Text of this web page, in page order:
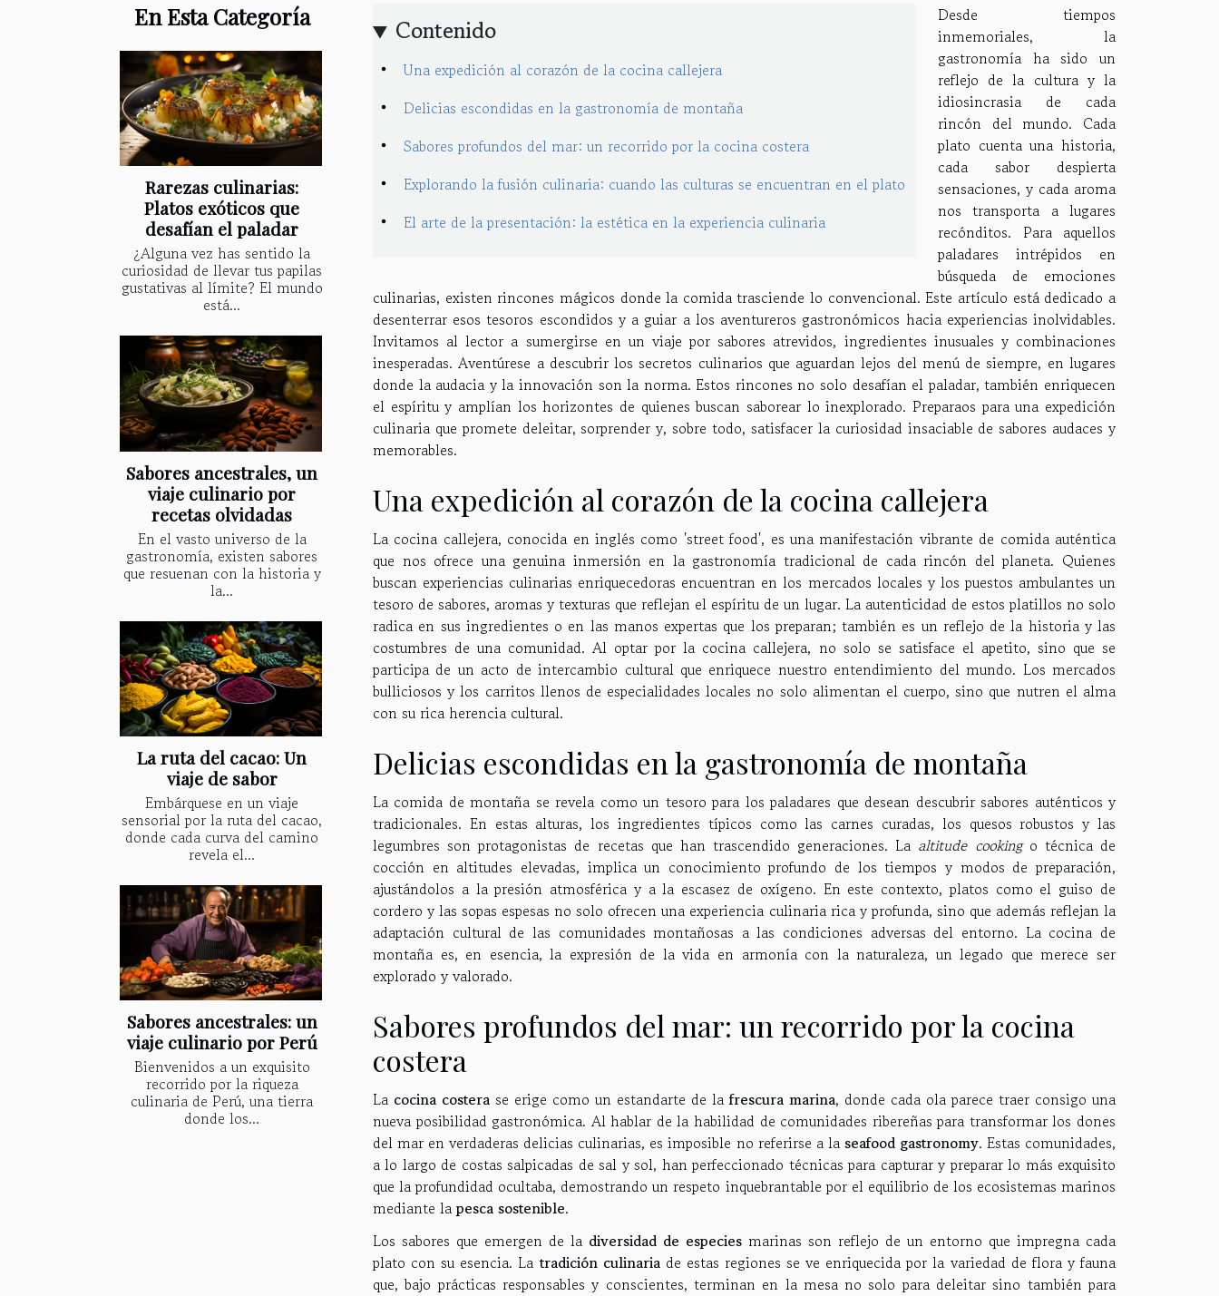
En Esta Categoría
Rarezas culinarias:
Platos exóticos que
desafían el paladar
¿Alguna vez has sentido la
curiosidad de llevar tus papilas
gustativas al límite? El mundo
está...
Sabores ancestrales, un
viaje culinario por
recetas olvidadas
En el vasto universo de la
gastronomía, existen sabores
que resuenan con la historia y
la...
La ruta del cacao: Un
viaje de sabor
Embárquese en un viaje
sensorial por la ruta del cacao,
donde cada curva del camino
revela el...
Sabores ancestrales: un
viaje culinario por Perú
Bienvenidos a un exquisito
recorrido por la riqueza
culinaria de Perú, una tierra
donde los...
Contenido
Una expedición al corazón de la cocina callejera
Delicias escondidas en la gastronomía de montaña
Sabores profundos del mar: un recorrido por la cocina costera
Explorando la fusión culinaria: cuando las culturas se encuentran en el plato
El arte de la presentación: la estética en la experiencia culinaria
Desde tiempos
inmemoriales, la
gastronomía ha sido un
reflejo de la cultura y la
idiosincrasia de cada
rincón del mundo. Cada
plato cuenta una historia,
cada sabor despierta
sensaciones, y cada aroma
nos transporta a lugares
recónditos. Para aquellos
paladares intrépidos en
búsqueda de emociones
culinarias, existen rincones mágicos donde la comida trasciende lo convencional. Este artículo está dedicado a
desenterrar esos tesoros escondidos y a guiar a los aventureros gastronómicos hacia experiencias inolvidables.
Invitamos al lector a sumergirse en un viaje por sabores atrevidos, ingredientes inusuales y combinaciones
inesperadas. Aventúrese a descubrir los secretos culinarios que aguardan lejos del menú de siempre, en lugares
donde la audacia y la innovación son la norma. Estos rincones no solo desafían el paladar, también enriquecen
el espíritu y amplían los horizontes de quienes buscan saborear lo inexplorado. Preparaos para una expedición
culinaria que promete deleitar, sorprender y, sobre todo, satisfacer la curiosidad insaciable de sabores audaces y
memorables.
Una expedición al corazón de la cocina callejera
La cocina callejera, conocida en inglés como 'street food', es una manifestación vibrante de comida auténtica
que nos ofrece una genuina inmersión en la gastronomía tradicional de cada rincón del planeta. Quienes
buscan experiencias culinarias enriquecedoras encuentran en los mercados locales y los puestos ambulantes un
tesoro de sabores, aromas y texturas que reflejan el espíritu de un lugar. La autenticidad de estos platillos no solo
radica en sus ingredientes o en las manos expertas que los preparan; también es un reflejo de la historia y las
costumbres de una comunidad. Al optar por la cocina callejera, no solo se satisface el apetito, sino que se
participa de un acto de intercambio cultural que enriquece nuestro entendimiento del mundo. Los mercados
bulliciosos y los carritos llenos de especialidades locales no solo alimentan el cuerpo, sino que nutren el alma
con su rica herencia cultural.
Delicias escondidas en la gastronomía de montaña
La comida de montaña se revela como un tesoro para los paladares que desean descubrir sabores auténticos y
tradicionales. En estas alturas, los ingredientes típicos como las carnes curadas, los quesos robustos y las
legumbres son protagonistas de recetas que han trascendido generaciones. La altitude cookingo técnica de
cocción en altitudes elevadas, implica un conocimiento profundo de los tiempos y modos de preparación,
ajustándolos a la presión atmosférica y a la escasez de oxígeno. En este contexto, platos como el guiso de
cordero y las sopas espesas no solo ofrecen una experiencia culinaria rica y profunda, sino que además reflejan la
adaptación cultural de las comunidades montañosas a las condiciones adversas del entorno. La cocina de
montaña es, en esencia, la expresión de la vida en armonía con la naturaleza, un legado que merece ser
explorado y valorado.
Sabores profundos del mar: un recorrido por la cocina
costera
La cocina costera se erige como un estandarte de lafrescura marina, donde cada ola parece traer consigo una
nueva posibilidad gastronómica. Al hablar de la habilidad de comunidades ribereñas para transformar los dones
del mar en verdaderas delicias culinarias, es imposible no referirse a laseafood gastronomy. Estas comunidades,
a lo largo de costas salpicadas de sal y sol, han perfeccionado técnicas para capturar y preparar lo más exquisito
que la profundidad ocultaba, demostrando un respeto inquebrantable por el equilibrio de los ecosistemas marinos
mediante lapesca sostenible.
Los sabores que emergen de la diversidad de especies marinas son reflejo de un entorno que impregna cada
plato con su esencia. Latradición culinariade estas regiones se ve enriquecida por la variedad de flora y fauna
que, bajo prácticas responsables y conscientes, terminan en la mesa no solo para deleitar sino también para